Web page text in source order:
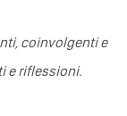
coinvolgenti e
e riflessioni.